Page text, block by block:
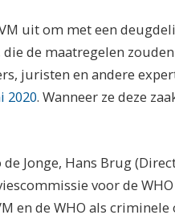
uit om met een
de maatregelen
juristen en andere
2020. Wanneer ze deze
Jonge, Hans Brug
voor de
en de WHO als